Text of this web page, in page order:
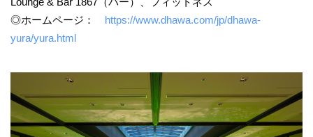
◎ホームページ： https://www.dhawa.com/jp/dhawa-
yura/yura.html